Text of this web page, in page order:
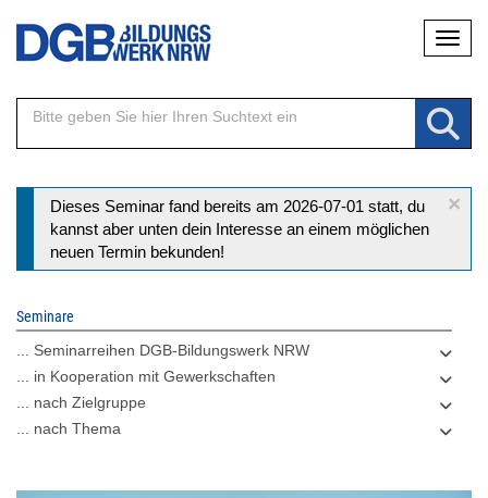
Direkt
Inhalt
×
Statusmeldung
Dieses Seminar fand bereits am 2026-07-01 statt, du
kannst aber unten dein Interesse an einem möglichen
neuen Termin bekunden!
Seminare
... Seminarreihen DGB-Bildungswerk NRW
... in Kooperation mit Gewerkschaften
... nach Zielgruppe
... nach Thema